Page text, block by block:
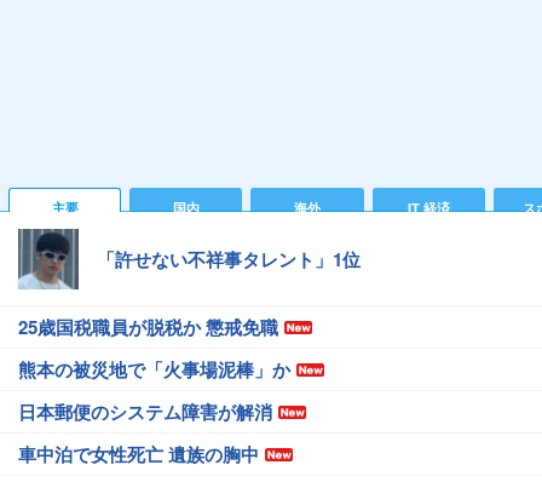
主要 国内 海外 IT 経済 ス
「許せない不祥事タレント」1位
25歳国税職員が脱税か 懲戒免職
熊本の被災地で「火事場泥棒」か
日本郵便のシステム障害が解消
車中泊で女性死亡 遺族の胸中